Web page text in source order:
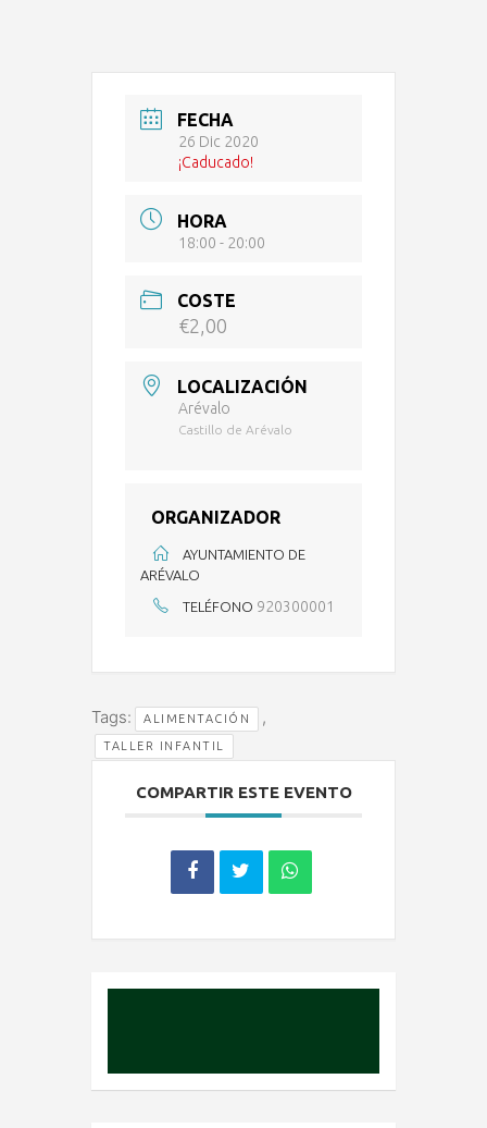
FECHA
26 Dic 2020
¡Caducado!
HORA
18:00 - 20:00
COSTE
€2,00
LOCALIZACIÓN
Arévalo
Castillo de Arévalo
ORGANIZADOR
AYUNTAMIENTO DE
ARÉVALO
TELÉFONO 920300001
Tags: ALIMENTACIÓN ,
TALLER INFANTIL
COMPARTIR ESTE EVENTO